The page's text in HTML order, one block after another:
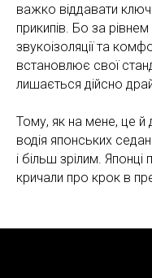
важко віддавати
прикипів. Бо за
звукоізоляції та
встановлює свої
лишається дійсно
Тому, як на мене, це й
водія японських
і більш зрілим.
кричали про крок в